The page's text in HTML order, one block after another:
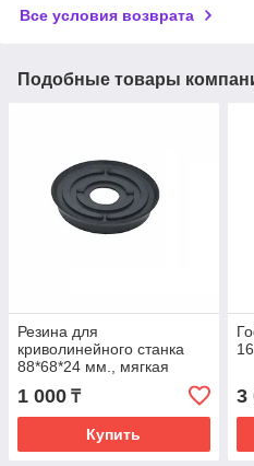
Все условия возврата
Подобные товары
Резина для
криволинейного станка
88*68*24 мм., мягкая
1 000 ₸
Купить
3